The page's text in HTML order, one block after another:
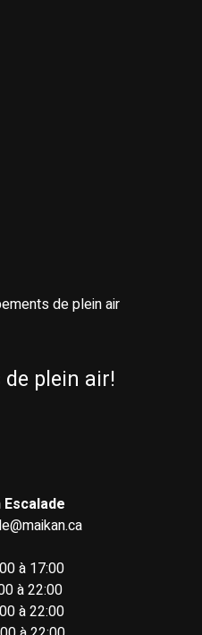
de plein air
plein air!
à 17:00
à 22:00
à 22:00